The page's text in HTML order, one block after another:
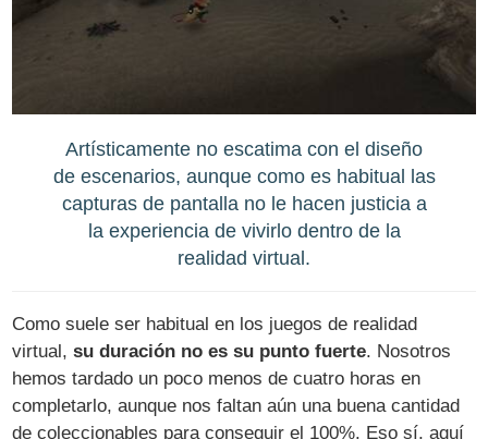
Artísticamente no escatima con el diseño
de escenarios, aunque como es habitual las
capturas de pantalla no le hacen justicia a
la experiencia de vivirlo dentro de la
realidad virtual.
Como suele ser habitual en los juegos de realidad
virtual,su duración no es su punto fuerte. Nosotros
hemos tardado un poco menos de cuatro horas en
completarlo, aunque nos faltan aún una buena cantidad
de coleccionables para conseguir el 100%. Eso sí, aquí